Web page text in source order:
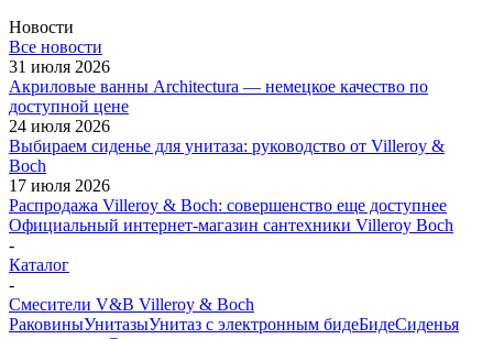
Новости
Все новости
31 июля 2026
Акриловые ванны Architectura — немецкое качество по
доступной цене
24 июля 2026
Выбираем сиденье для унитаза: руководство от Villeroy &
Boch
17 июля 2026
Распродажа Villeroy & Boch: совершенство еще доступнее
Официальный интернет-магазин сантехники Villeroy Boch
-
Каталог
-
Смесители V&B Villeroy & Boch
РаковиныУнитазыУнитаз с электронным бидеБидеСиденья